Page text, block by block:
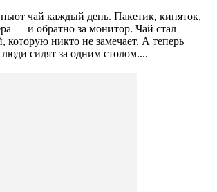
чай каждый день. Пакетик, кипяток,
— и обратно за монитор. Чай стал
никто не замечает. А теперь
люди сидят за одним столом....